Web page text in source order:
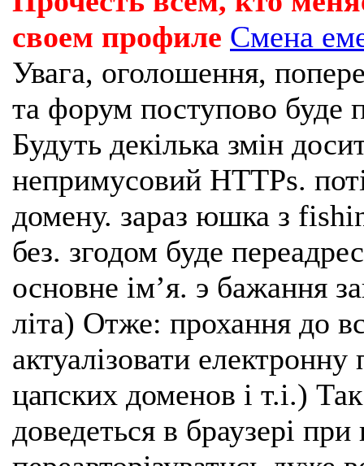
своем профиле Смена
Увага, оголошення,
та форум поступово буде
Будуть декілька змін
непримусовий HTTPs.
домену. зараз юшка з
без. згодом буде
основне імʼя. э бажання
літа) Отже: прохання до
актуалізовати
цапских доменов і т.і.)
доведеться в браузері